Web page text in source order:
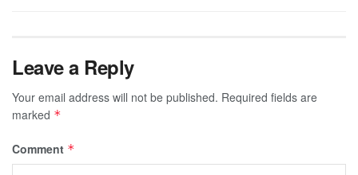
Leave a Reply
Your email address will not be published. Required fields are
marked *
Comment *